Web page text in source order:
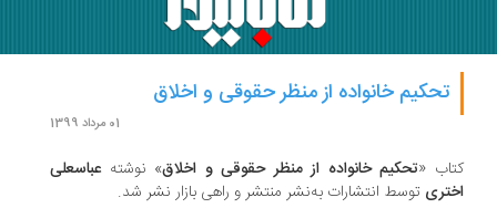
تحکیم خانواده از منظر حقوقی و اخلاق
«تحکیم خانواده از منظر حقوقی و اخلاق» نوشتهعباسعلی
توسط انتشارات به‌نشر منتشر و راهی بازار نشر شد.